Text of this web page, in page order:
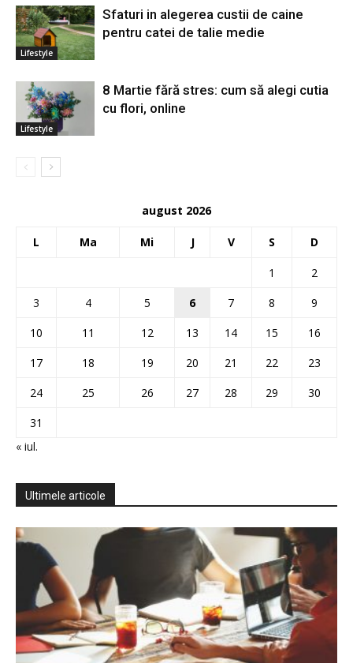
Lifestyle
Sfaturi in alegerea custii de caine
pentru catei de talie medie
Lifestyle
8 Martie fără stres: cum să alegi cutia
cu flori, online
august 2026
L Ma Mi J V S D
1
2
3
4 5 6 7 8
9
10
11 12 13 14 15
16
17
18 19 20 21 22
23
24
25 26 27 28 29
30
31
« iul.
Ultimele articole